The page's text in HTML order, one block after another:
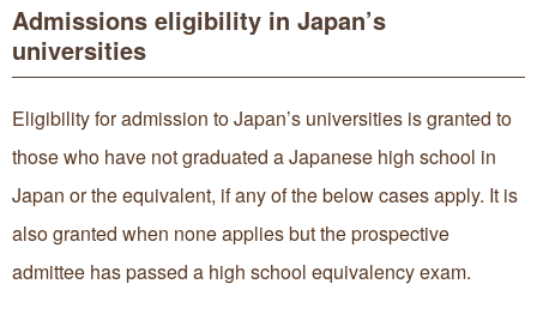
Admissions eligibility in Japan’s
universities
Eligibility for admission to Japan’s universities is granted to
those who have not graduated a Japanese high school in
Japan or the equivalent, if any of the below cases apply. It is
also granted when none applies but the prospective
admittee has passed a high school equivalency exam.